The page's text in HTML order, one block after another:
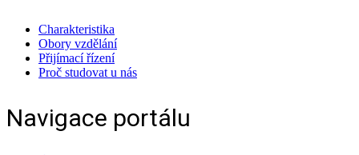
Charakteristika
Obory vzdělání
Přijímací řízení
Proč studovat u nás
Navigace portálu